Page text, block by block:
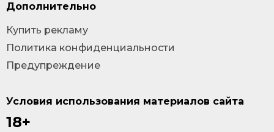
Условия использования материалов сайта
18+
Дополнительно
Купить рекламу
Политика конфиденциальности
Предупреждение